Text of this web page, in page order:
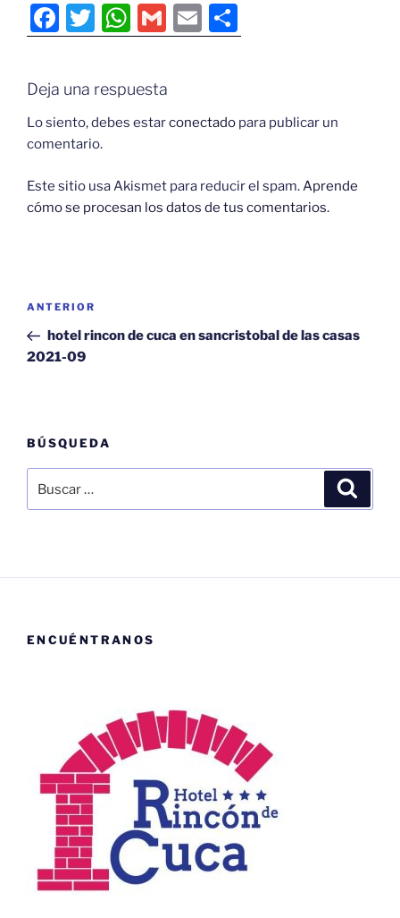
F
a
e
b
o
o
k
T
w
er
W
h
at
s
A
p
G
m
l
E
m o
ar
Deja una respuesta
Lo siento, debes estarconectado para publicar un
comentario.
Este sitio usa Akismet para reducir el spam.Aprende
cómo se procesan los datos de tus comentarios.
Navegación
entradas
Entrada
anterior:
ANTERIOR
hotel rincon de cuca en sancristobal de las casas
2021-09
BÚSQUEDA
por:
ENCUÉNTRANOS